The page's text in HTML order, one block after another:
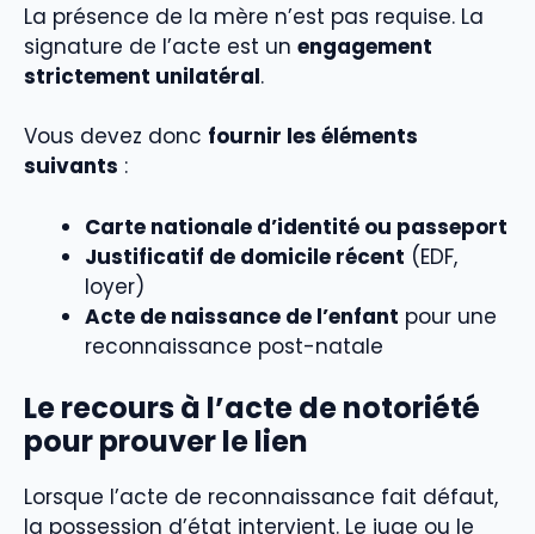
La présence de la mère n’est pas requise. La
signature de l’acte est un engagement
strictement unilatéral.
Vous devez donc fournir les éléments
suivants :
Carte nationale d’identité ou passeport
Justificatif de domicile récent (EDF,
loyer)
Acte de naissance de l’enfant pour une
reconnaissance post-natale
Le recours à l’acte de notoriété
pour prouver le lien
Lorsque l’acte de reconnaissance fait défaut,
la possession d’état intervient. Le juge ou le